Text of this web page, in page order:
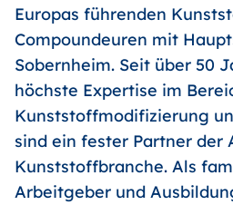
Europas führenden
Compoundeuren mit
Sobernheim. Seit über 50
höchste Expertise im
Kunststoffmodifizierung
sind ein fester Partner der
Kunststoffbranche. Als
Arbeitgeber und